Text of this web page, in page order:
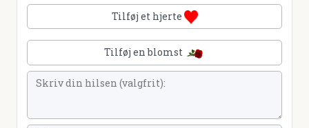
Tilføj et hjerte
Tilføj en blomst